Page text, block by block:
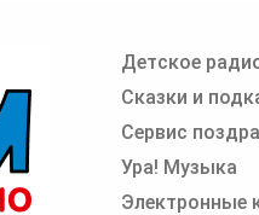
другие записи
Детское
Сказки и
Сервис
Ура! Музыка
Электронные